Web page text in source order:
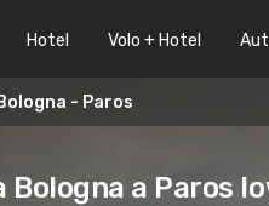
Hotel Volo + Hotel
Bologna - Paros
Bologna a Paros